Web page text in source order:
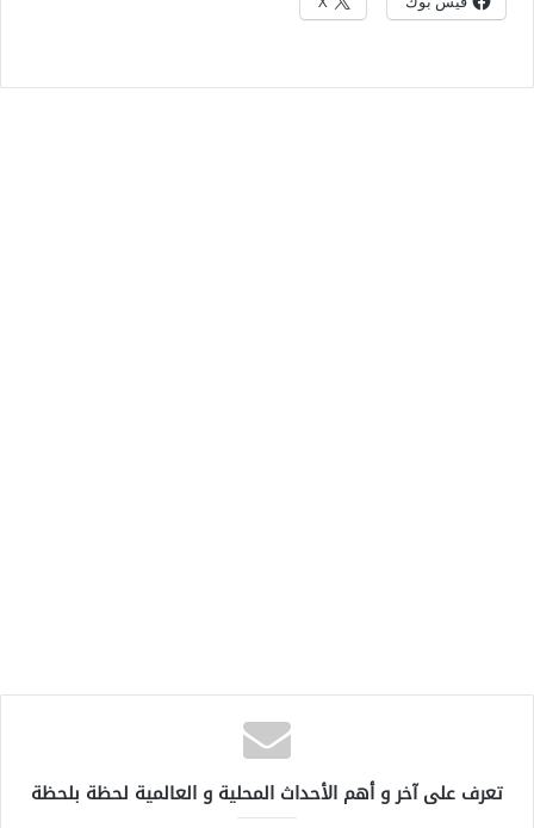
تعرف على آخر و أهم الأحداث المحلية و العالمية لحظة بلحظة